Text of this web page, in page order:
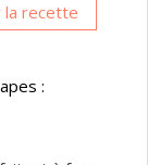
la recette
: